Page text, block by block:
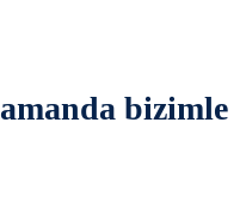
bizimle